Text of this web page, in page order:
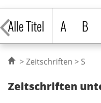
Alle Titel
A B
Zeitschriften S
Zeitschriften